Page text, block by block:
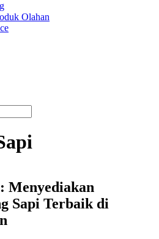
Olahan
Menyediakan
Sapi Terbaik di